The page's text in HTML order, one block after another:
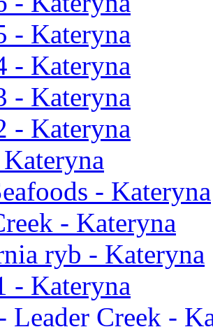
- Kateryna
- Kateryna
- Kateryna
- Kateryna
- Kateryna
- Kateryna
ryb - Kateryna
- Kateryna
Leader Creek -